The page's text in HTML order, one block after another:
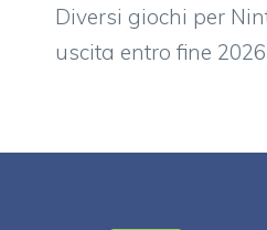
Diversi giochi per
uscita entro fine 2026